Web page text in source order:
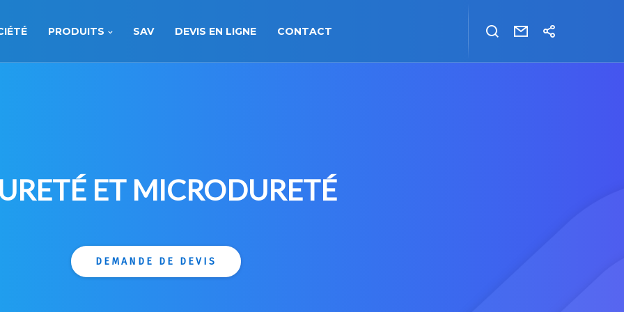
PRODUITS SAV DEVIS EN LIGNE CONTACT
ET MICRODURETÉ
DEMANDE DE DEVIS